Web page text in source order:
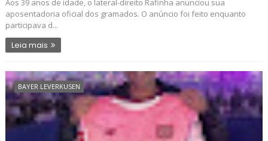
Aos 39 anos de idade, o lateral-direito Rafinha anunciou sua
aposentadoria oficial dos gramados. O anúncio foi feito enquanto
participava d...
Leia mais
BAYER LEVERKUSEN